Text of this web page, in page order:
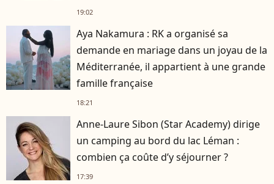
19:02
Aya Nakamura : RK a organisé sa
demande en mariage dans un joyau de la
Méditerranée, il appartient à une grande
famille française
18:21
Anne-Laure Sibon (Star Academy) dirige
un camping au bord du lac Léman :
combien ça coûte d’y séjourner ?
17:39